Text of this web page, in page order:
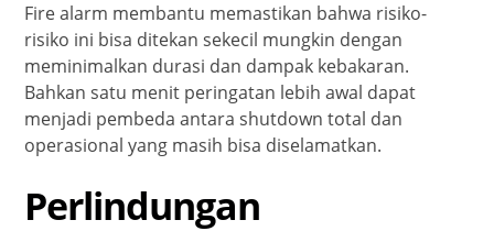
Fire alarm membantu memastikan bahwa risiko-
risiko ini bisa ditekan sekecil mungkin dengan
meminimalkan durasi dan dampak kebakaran.
Bahkan satu menit peringatan lebih awal dapat
menjadi pembeda antara shutdown total dan
operasional yang masih bisa diselamatkan.
Perlindungan